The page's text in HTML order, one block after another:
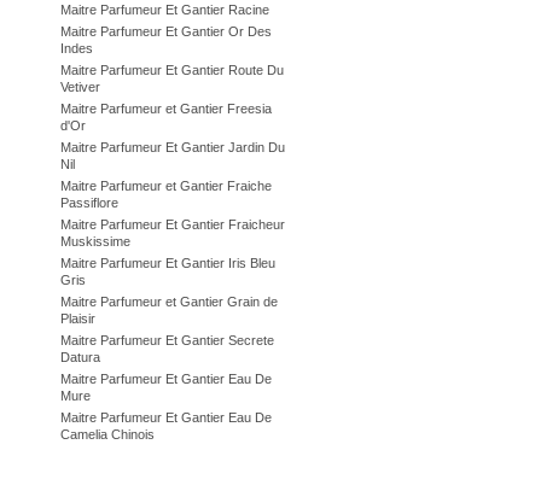
Maitre Parfumeur Et Gantier Racine
Maitre Parfumeur Et Gantier Or Des
Indes
Maitre Parfumeur Et Gantier Route Du
Vetiver
Maitre Parfumeur et Gantier Freesia
d'Or
Maitre Parfumeur Et Gantier Jardin Du
Nil
Maitre Parfumeur et Gantier Fraiche
Passiflore
Maitre Parfumeur Et Gantier Fraicheur
Muskissime
Maitre Parfumeur Et Gantier Iris Bleu
Gris
Maitre Parfumeur et Gantier Grain de
Plaisir
Maitre Parfumeur Et Gantier Secrete
Datura
Maitre Parfumeur Et Gantier Eau De
Mure
Maitre Parfumeur Et Gantier Eau De
Camelia Chinois